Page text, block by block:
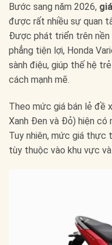
Bước sang năm 2026,
được rất nhiều sự quan
Được phát triển trên nền
phẳng tiện lợi, Honda
sành điệu, giúp thế hệ
cách mạnh mẽ.
Theo mức giá bán lẻ đề
Xanh Đen và Đỏ) hiện có
Tuy nhiên, mức giá
tùy thuộc vào khu vực